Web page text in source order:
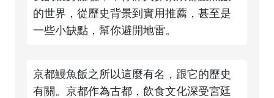
的世界，從歷史背景到實用推薦，甚至是
一些小缺點，幫你避開地雷。
京都鰻魚飯之所以這麼有名，跟它的歷史
有關。京都作為古都，飲食文化深受宮廷